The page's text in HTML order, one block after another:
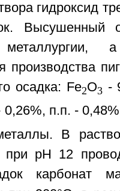
гидроксид
Высушенный
производства
осадка: Fe2O3 -
0,26%, п.п. -
В
pH 12
карбонат